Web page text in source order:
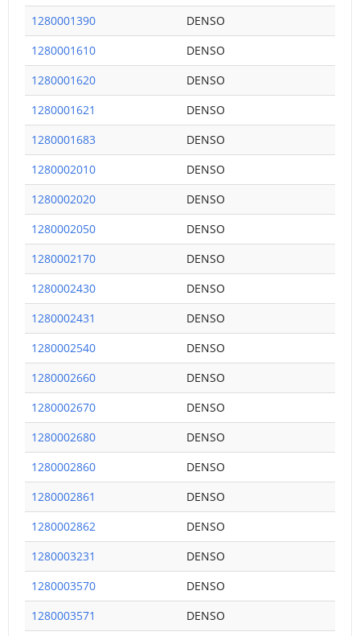
1280001390
DENSO
1280001610
DENSO
1280001620
DENSO
1280001621
DENSO
1280001683
DENSO
1280002010
DENSO
1280002020
DENSO
1280002050
DENSO
1280002170
DENSO
1280002430
DENSO
1280002431
DENSO
1280002540
DENSO
1280002660
DENSO
1280002670
DENSO
1280002680
DENSO
1280002860
DENSO
1280002861
DENSO
1280002862
DENSO
1280003231
DENSO
1280003570
DENSO
1280003571
DENSO